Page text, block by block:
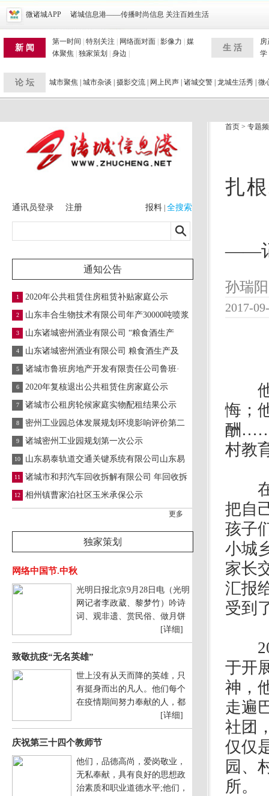
微诸城APP 诸城信息港——传播时尚信息 关注百姓生活
新 闻
第一时间 特别关注 网络面对面 影像力
媒
体聚焦 独家策划 身边
生 活
房
学
论 坛 城市聚焦 城市杂谈 摄影交流 网上民声 诸城交警 龙城生活秀 微
通讯员登录 注册 报料 全搜索
通知公告
1 2020年公共租赁住房租赁补贴家庭公示
2 山东丰合生物技术有限公司年产30000吨喷浆
3 山东诸城密州酒业有限公司 “粮食酒生产
4 山东诸城密州酒业有限公司 粮食酒生产及
5 诸城市鲁班房地产开发有限责任公司鲁班·
6 2020年复核退出公共租赁住房家庭公示
7 诸城市公租房轮候家庭实物配租结果公示
8 密州工业园总体发展规划环境影响评价第二
9 诸城密州工业园规划第一次公示
10 山东易泰轨道交通关键系统有限公司山东易
11 诸城市和邦汽车回收拆解有限公司 年回收拆
12 相州镇曹家泊社区玉米承保公示
更多
独家策划
网络中国节.中秋
光明日报北京9月28日电（光明
网记者李政葳、黎梦竹）吟诗
词、观非遗、赏民俗、做月饼
[详细]
致敬抗疫“无名英雄”
世上没有从天而降的英雄，只
有挺身而出的凡人。他们每个
在疫情期间努力奉献的人，都
[详细]
庆祝第三十四个教师节
他们，品德高尚，爱岗敬业，
无私奉献，具有良好的思想政
治素质和职业道德水平;他们，
首页 > 专题
扎
——
孙瑞阳
2017-
他
悔；
酬……
村教
在
把自
孩子
小城
家长
汇报
受到
于开
神，
走遍
社团
仅仅
园、
所。